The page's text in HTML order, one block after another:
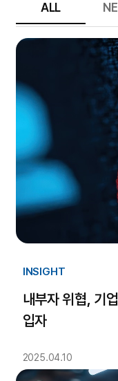
ALL
INSIGHT
내부자 위협, 기
입자
2025.04.10